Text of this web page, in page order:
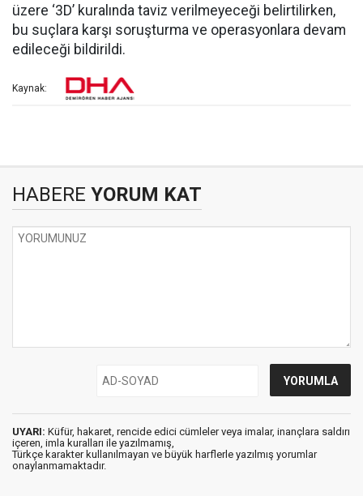
üzere ‘3D’ kuralında taviz verilmeyeceği belirtilirken,
bu suçlara karşı soruşturma ve operasyonlara devam
edileceği bildirildi.
Kaynak:
HABERE YORUM KAT
UYARI: Küfür, hakaret, rencide edici cümleler veya imalar, inançlara saldırı
içeren, imla kuralları ile yazılmamış,
Türkçe karakter kullanılmayan ve büyük harflerle yazılmış yorumlar
onaylanmamaktadır.